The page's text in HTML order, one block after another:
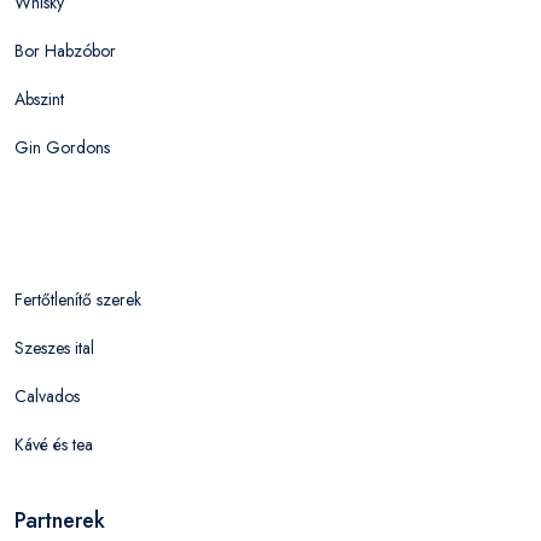
Bor Habzóbor
Abszint
Gin Gordons
Fertőtlenítő szerek
Szeszes ital
Calvados
Kávé és tea
Partnerek